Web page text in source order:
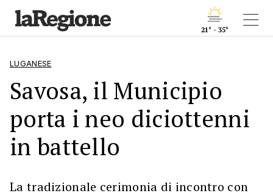
21° - 35°
LUGANESE
Savosa, il Municipio
porta i neo diciottenni
in battello
La tradizionale cerimonia di incontro con